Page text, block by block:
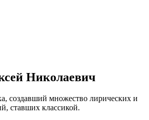
Николаевич
создавший множество лирических и
ставших классикой.